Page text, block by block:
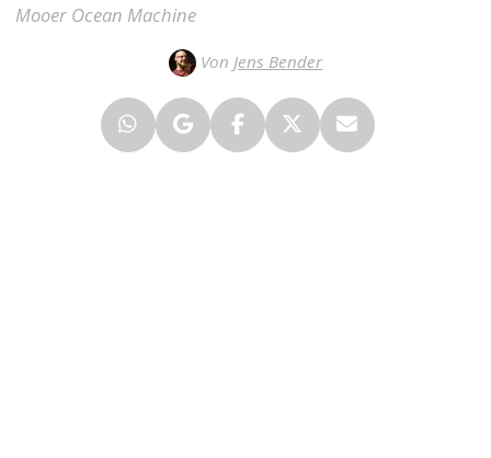
Mooer Ocean Machine
Von Jens Bender